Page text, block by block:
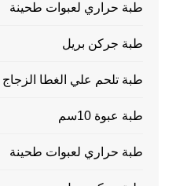
طبة حراري لعبوات طحينة
طبة جركن بريل
طبة تلحم علي الغطا الزجاج
طبة عبوة 10سم
طبة حراري لعبوات طحينة